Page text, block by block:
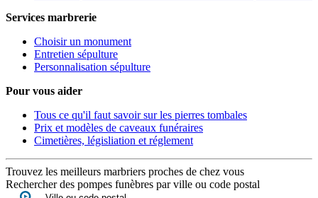
Services marbrerie
Choisir un monument
Entretien sépulture
Personnalisation sépulture
Pour vous aider
Tous ce qu'il faut savoir sur les pierres tombales
Prix et modèles de caveaux funéraires
Cimetières, législiation et réglement
Trouvez les meilleurs marbriers proches de chez vous
Rechercher des pompes funèbres par ville ou code postal